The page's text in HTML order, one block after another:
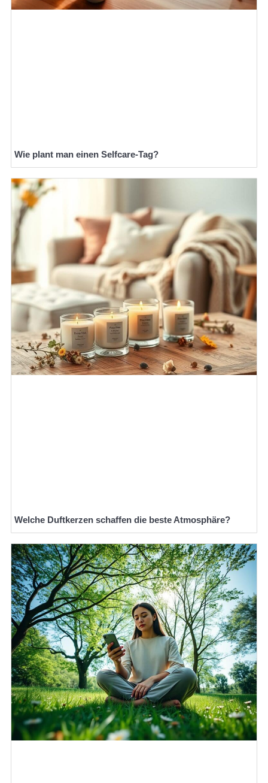
Wie plant man einen Selfcare-Tag?
Welche Duftkerzen schaffen die beste Atmosphäre?